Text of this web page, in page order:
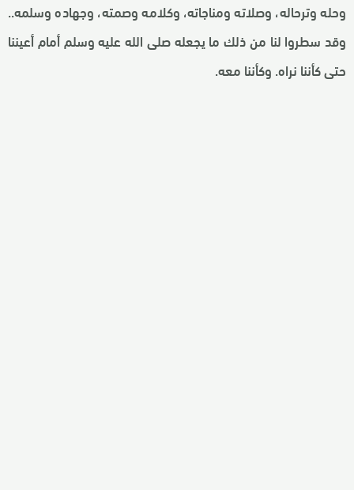
وحله وترحاله، وصلاته ومناجاته، وكلامه وصمته، وجهاده وسلمه..
وقد سطروا لنا من ذلك ما يجعله صلى الله عليه وسلم أمام أعيننا
حتى كأننا نراه. وكأننا معه.